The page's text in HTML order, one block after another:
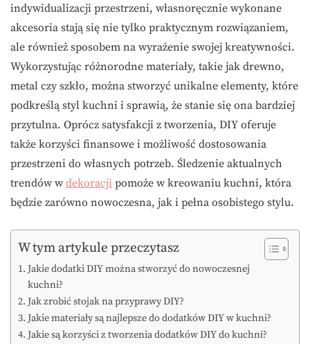
indywidualizacji przestrzeni, własnoręcznie wykonane
akcesoria stają się nie tylko praktycznym rozwiązaniem,
ale również sposobem na wyrażenie swojej kreatywności.
Wykorzystując różnorodne materiały, takie jak drewno,
metal czy szkło, można stworzyć unikalne elementy, które
podkreślą styl kuchni i sprawią, że stanie się ona bardziej
przytulna. Oprócz satysfakcji z tworzenia, DIY oferuje
także korzyści finansowe i możliwość dostosowania
przestrzeni do własnych potrzeb. Śledzenie aktualnych
trendów w dekoracji pomoże w kreowaniu kuchni, która
będzie zarówno nowoczesna, jak i pełna osobistego stylu.
W tym artykule przeczytasz
Jakie dodatki DIY można stworzyć do nowoczesnej
kuchni?
Jak zrobić stojak na przyprawy DIY?
Jakie materiały są najlepsze do dodatków DIY w kuchni?
Jakie są korzyści z tworzenia dodatków DIY do kuchni?